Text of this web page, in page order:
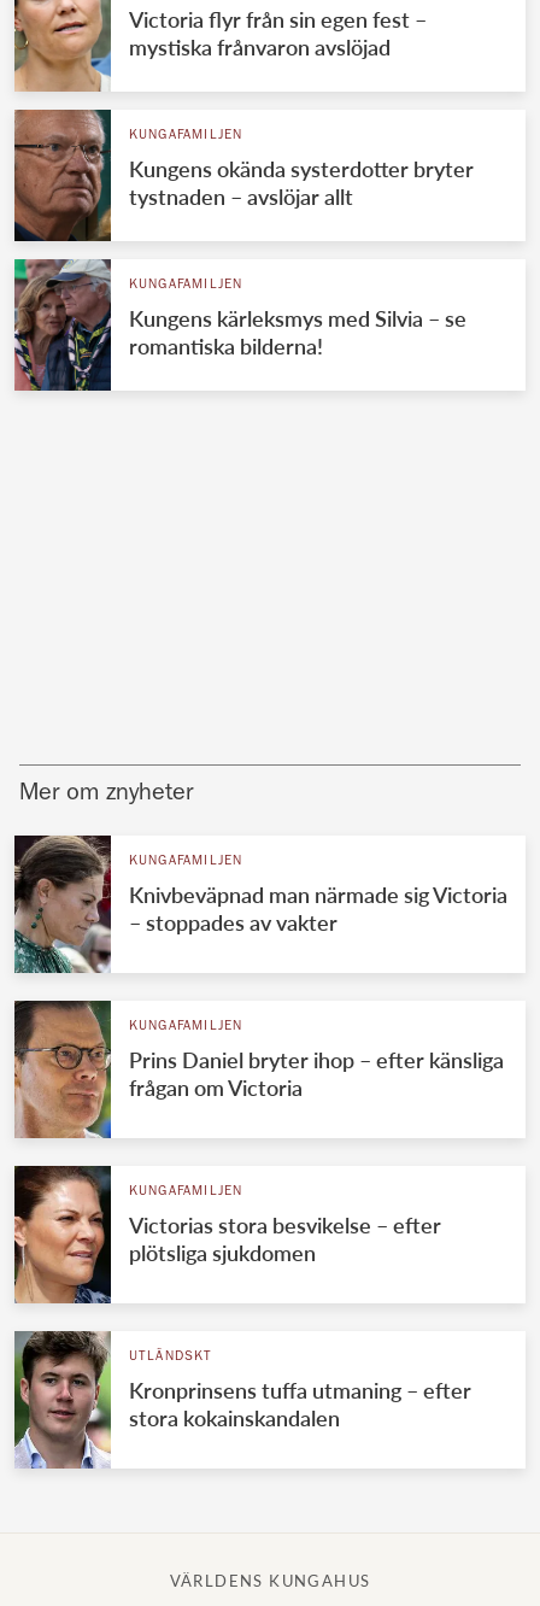
Victoria flyr från sin egen fest –
mystiska frånvaron avslöjad
KUNGAFAMILJEN
Kungens okända systerdotter bryter
tystnaden – avslöjar allt
KUNGAFAMILJEN
Kungens kärleksmys med Silvia – se
romantiska bilderna!
Mer om znyheter
KUNGAFAMILJEN
Knivbeväpnad man närmade sig Victoria
– stoppades av vakter
KUNGAFAMILJEN
Prins Daniel bryter ihop – efter känsliga
frågan om Victoria
KUNGAFAMILJEN
Victorias stora besvikelse – efter
plötsliga sjukdomen
UTLÄNDSKT
Kronprinsens tuffa utmaning – efter
stora kokainskandalen
VÄRLDENS KUNGAHUS